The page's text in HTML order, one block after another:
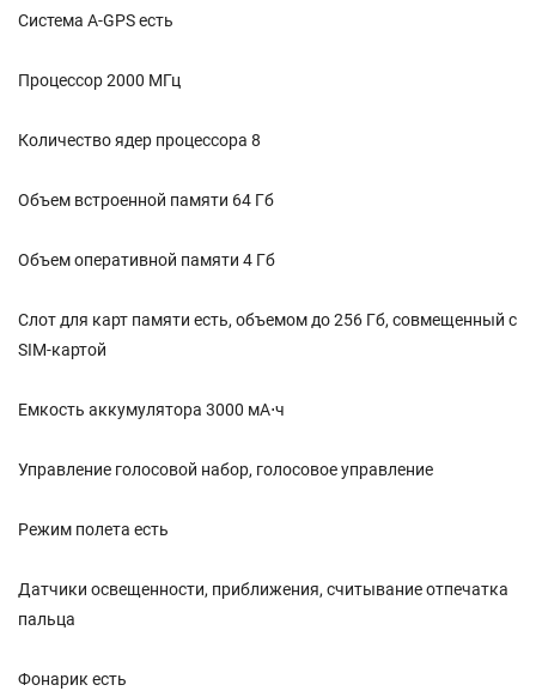
Cистема A-GPS есть
Процессор 2000 МГц
Количество ядер процессора 8
Объем встроенной памяти 64 Гб
Объем оперативной памяти 4 Гб
Слот для карт памяти есть, объемом до 256 Гб, совмещенный с
SIM-картой
Емкость аккумулятора 3000 мА⋅ч
Управление голосовой набор, голосовое управление
Режим полета есть
Датчики освещенности, приближения, считывание отпечатка
пальца
Фонарик есть